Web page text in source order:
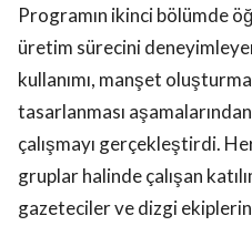
Programın ikinci bölümde
üretim sürecini
kullanımı, manşet
tasarlanması
çalışmayı gerçekleştirdi.
gruplar halinde çalışan
gazeteciler ve dizgi